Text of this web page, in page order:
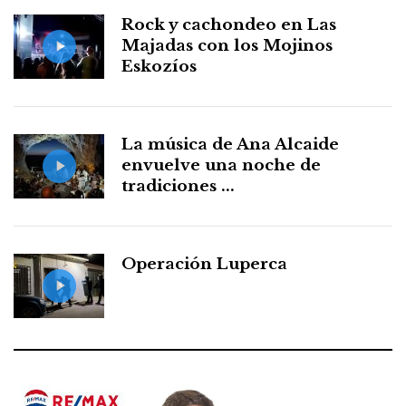
Rock y cachondeo en Las
Majadas con los Mojinos
Eskozíos
La música de Ana Alcaide
envuelve una noche de
tradiciones ...
Operación Luperca